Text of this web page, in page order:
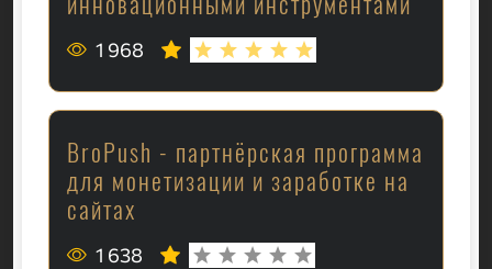
1 968
BroPush - партнёрская программа
для монетизации и заработке на
сайтах
1 638